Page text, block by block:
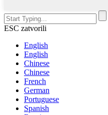
ESC zatvorili
English
English
Chinese
Chinese
French
German
Portuguese
Spanish